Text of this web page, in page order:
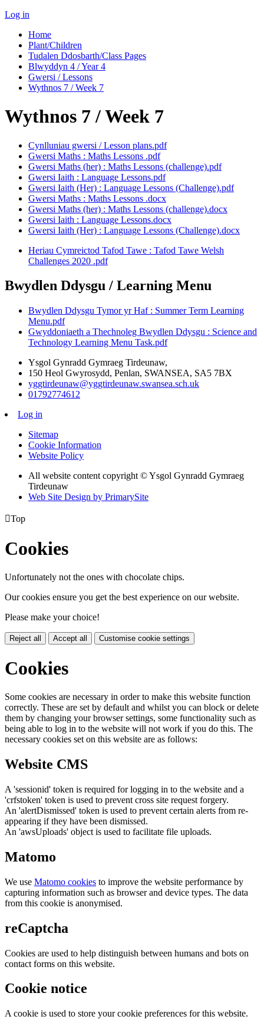
Log in
Home
Plant/Children
Tudalen Ddosbarth/Class Pages
Blwyddyn 4 / Year 4
Gwersi / Lessons
Wythnos 7 / Week 7
Wythnos 7 / Week 7
Cynlluniau gwersi / Lesson plans.pdf
Gwersi Maths : Maths Lessons .pdf
Gwersi Maths (her) : Maths Lessons (challenge).pdf
Gwersi Iaith : Language Lessons.pdf
Gwersi Iaith (Her) : Language Lessons (Challenge).pdf
Gwersi Maths : Maths Lessons .docx
Gwersi Maths (her) : Maths Lessons (challenge).docx
Gwersi Iaith : Language Lessons.docx
Gwersi Iaith (Her) : Language Lessons (Challenge).docx
Heriau Cymreictod Tafod Tawe : Tafod Tawe Welsh
Challenges 2020 .pdf
Bwydlen Ddysgu / Learning Menu
Bwydlen Ddysgu Tymor yr Haf : Summer Term Learning
Menu.pdf
Gwyddoniaeth a Thechnoleg Bwydlen Ddysgu : Science and
Technology Learning Menu Task.pdf
Ysgol Gynradd Gymraeg Tirdeunaw,
150 Heol Gwyrosydd, Penlan, SWANSEA, SA5 7BX
yggtirdeunaw@yggtirdeunaw.swansea.sch.uk
01792774612
Log in
Sitemap
Cookie Information
Website Policy
All website content copyright © Ysgol Gynradd Gymraeg
Tirdeunaw
Web Site Design by PrimarySite
Top
Cookies
Unfortunately not the ones with chocolate chips.
Our cookies ensure you get the best experience on our website.
Please make your choice!
Reject all Accept all Customise cookie settings
Cookies
Some cookies are necessary in order to make this website function
correctly. These are set by default and whilst you can block or delete
them by changing your browser settings, some functionality such as
being able to log in to the website will not work if you do this. The
necessary cookies set on this website are as follows:
Website CMS
A 'sessionid' token is required for logging in to the website and a
'crfstoken' token is used to prevent cross site request forgery.
An 'alertDismissed' token is used to prevent certain alerts from re-
appearing if they have been dismissed.
An 'awsUploads' object is used to facilitate file uploads.
Matomo
We use Matomo cookies to improve the website performance by
capturing information such as browser and device types. The data
from this cookie is anonymised.
reCaptcha
Cookies are used to help distinguish between humans and bots on
contact forms on this website.
Cookie notice
A cookie is used to store your cookie preferences for this website.